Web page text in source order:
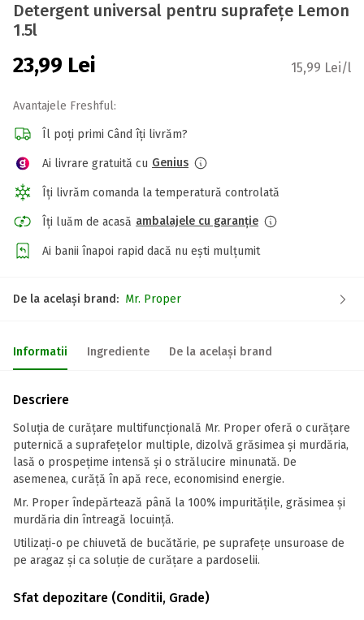
Detergent universal pentru suprafețe Lemon
1.5l
23,99 Lei 15,99 Lei/l
Avantajele Freshful:
Îl poți primi Când îți livrăm?
Ai livrare gratuită cu Genius
Îți livrăm comanda la temperatură controlată
Îți luăm de acasă ambalajele cu garanție
Ai banii înapoi rapid dacă nu ești mulțumit
De la același brand: Mr. Proper
Informatii Ingrediente De la același brand
Descriere
Soluția de curățare multifuncțională Mr. Proper oferă o curățare
puternică a suprafețelor multiple, dizolvă grăsimea și murdăria,
lasă o prospețime intensă și o strălucire minunată. De
asemenea, curăță în apă rece, economisind energie.
Mr. Proper îndepărtează până la 100% impuritățile, grăsimea și
murdăria din întreagă locuință.
Utilizați-o pe chiuvetă de bucătărie, pe suprafețe unsuroase de
pe aragaz și ca soluție de curățare a pardoselii.
Sfat depozitare (Conditii, Grade)